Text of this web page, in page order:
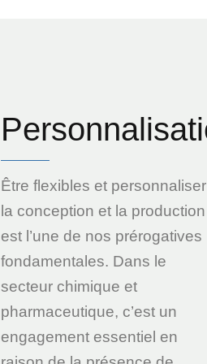
Être flexibles et personnaliser
la conception et la production
est l’une de nos prérogatives
fondamentales. Dans le
secteur chimique et
pharmaceutique, c’est un
engagement essentiel en